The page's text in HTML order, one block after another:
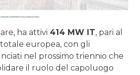
ha attivi 414 MW IT, pari al
europea, con gli
nel prossimo triennio che
il ruolo del capoluogo